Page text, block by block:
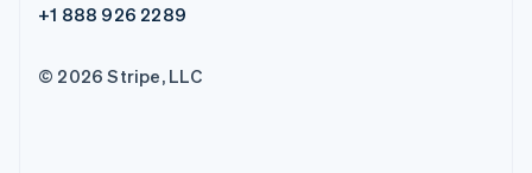
+1 888 926 2289
© 2026 Stripe, LLC